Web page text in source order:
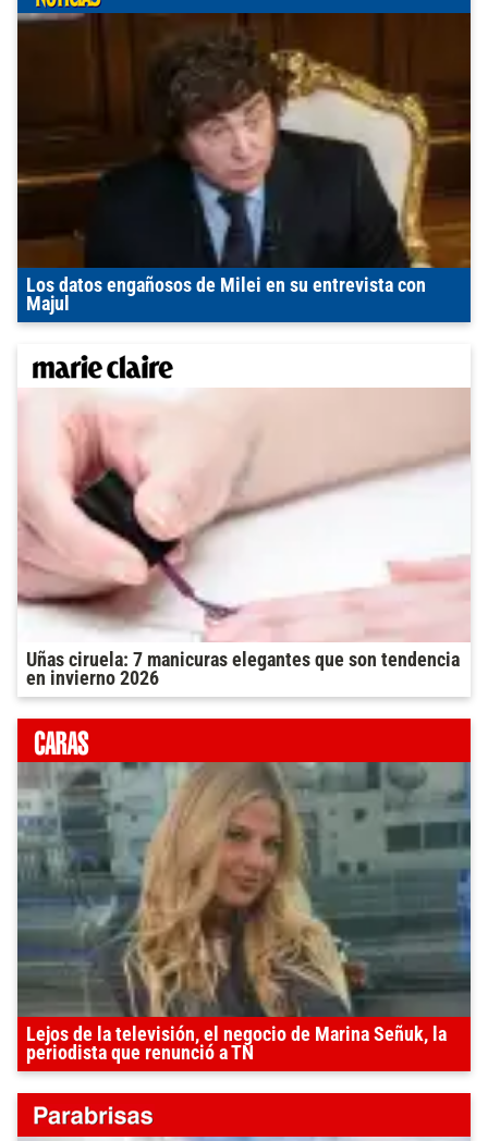
Los datos engañosos de Milei en su entrevista con
Majul
Uñas ciruela: 7 manicuras elegantes que son tendencia
en invierno 2026
Lejos de la televisión, el negocio de Marina Señuk, la
periodista que renunció a TN